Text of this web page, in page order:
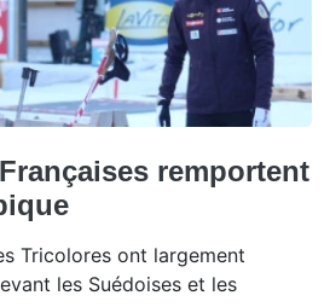
remportent
Tricolores ont largement
les Suédoises et les